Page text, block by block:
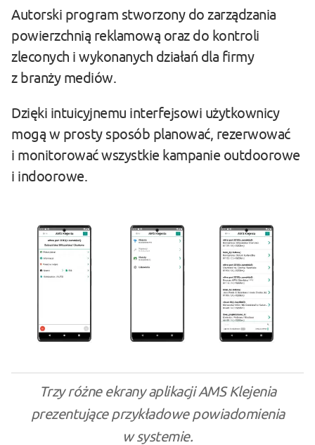
Autorski program stworzony do zarządzania
powierzchnią reklamową oraz do kontroli
zleconych i wykonanych działań dla firmy
z branży mediów.
Dzięki intuicyjnemu interfejsowi użytkownicy
mogą w prosty sposób planować, rezerwować
i monitorować wszystkie kampanie outdoorowe
i indoorowe.
Trzy różne ekrany aplikacji AMS Klejenia
prezentujące przykładowe powiadomienia
w systemie.